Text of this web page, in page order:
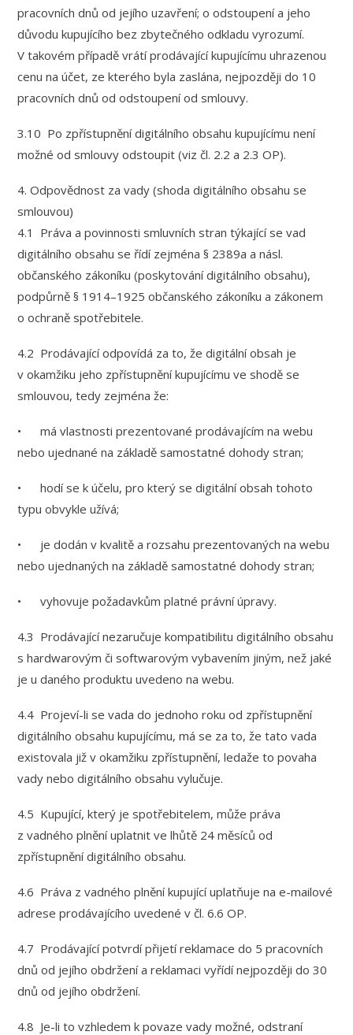
pracovních dnů od jejího uzavření; o odstoupení a jeho
důvodu kupujícího bez zbytečného odkladu vyrozumí.
V takovém případě vrátí prodávající kupujícímu uhrazenou
cenu na účet, ze kterého byla zaslána, nejpozději do 10
pracovních dnů od odstoupení od smlouvy.
3.10 Po zpřístupnění digitálního obsahu kupujícímu není
možné od smlouvy odstoupit (viz čl. 2.2 a 2.3 OP).
4. Odpovědnost za vady (shoda digitálního obsahu se
smlouvou)
4.1 Práva a povinnosti smluvních stran týkající se vad
digitálního obsahu se řídí zejména § 2389a a násl.
občanského zákoníku (poskytování digitálního obsahu),
podpůrně § 1914–1925 občanského zákoníku a zákonem
o ochraně spotřebitele.
4.2 Prodávající odpovídá za to, že digitální obsah je
v okamžiku jeho zpřístupnění kupujícímu ve shodě se
smlouvou, tedy zejména že:
• má vlastnosti prezentované prodávajícím na webu
nebo ujednané na základě samostatné dohody stran;
• hodí se k účelu, pro který se digitální obsah tohoto
typu obvykle užívá;
• je dodán v kvalitě a rozsahu prezentovaných na webu
nebo ujednaných na základě samostatné dohody stran;
• vyhovuje požadavkům platné právní úpravy.
4.3 Prodávající nezaručuje kompatibilitu digitálního obsahu
s hardwarovým či softwarovým vybavením jiným, než jaké
je u daného produktu uvedeno na webu.
4.4 Projeví-li se vada do jednoho roku od zpřístupnění
digitálního obsahu kupujícímu, má se za to, že tato vada
existovala již v okamžiku zpřístupnění, ledaže to povaha
vady nebo digitálního obsahu vylučuje.
4.5 Kupující, který je spotřebitelem, může práva
z vadného plnění uplatnit ve lhůtě 24 měsíců od
zpřístupnění digitálního obsahu.
4.6 Práva z vadného plnění kupující uplatňuje na e-mailové
adrese prodávajícího uvedené v čl. 6.6 OP.
4.7 Prodávající potvrdí přijetí reklamace do 5 pracovních
dnů od jejího obdržení a reklamaci vyřídí nejpozději do 30
dnů od jejího obdržení.
4.8 Je-li to vzhledem k povaze vady možné, odstraní